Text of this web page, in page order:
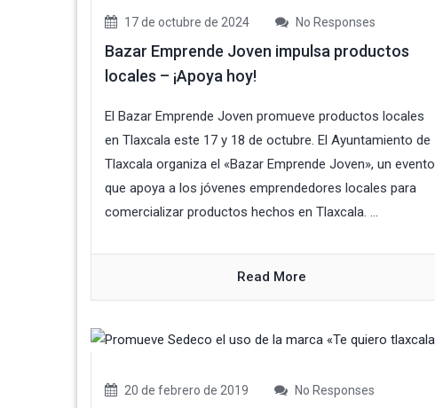
17 de octubre de 2024 No Responses
Bazar Emprende Joven impulsa productos
locales – ¡Apoya hoy!
El Bazar Emprende Joven promueve productos locales
en Tlaxcala este 17 y 18 de octubre. El Ayuntamiento de
Tlaxcala organiza el «Bazar Emprende Joven», un evento
que apoya a los jóvenes emprendedores locales para
comercializar productos hechos en Tlaxcala. ...
Read More
20 de febrero de 2019 No Responses